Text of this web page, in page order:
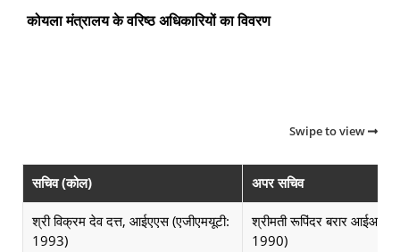
कोयला मंत्रालय के वरिष्ठ अधिकारियों का विवरण
Swipe to view
सचिव (कोल) अपर सचिव
श्री विक्रम देव दत्त, आईएएस (एजीएमयूटी:
1993)
श्रीमती रूपिंदर बरार
1990)